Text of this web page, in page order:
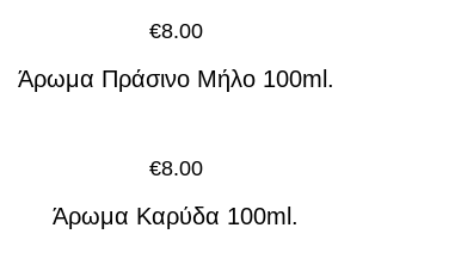
€8.00
Άρωμα Πράσινο Μήλο 100ml.
€8.00
Άρωμα Καρύδα 100ml.